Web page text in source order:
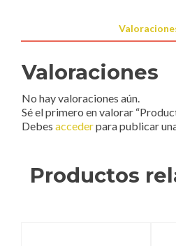
Valoraciones
No hay valoraciones aún.
Sé el primero en valorar
Debes accederpara publicar
Productos